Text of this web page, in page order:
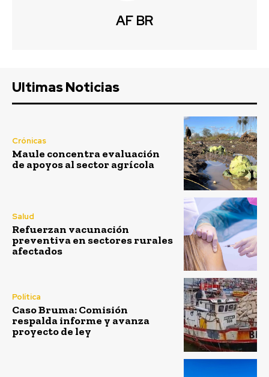
AF BR
Ultimas Noticias
Crónicas
Maule concentra evaluación
de apoyos al sector agrícola
Salud
Refuerzan vacunación
preventiva en sectores rurales
afectados
Política
Caso Bruma: Comisión
respalda informe y avanza
proyecto de ley